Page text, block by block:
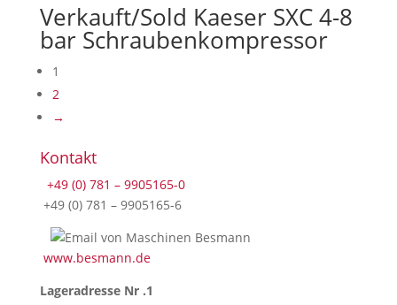
Verkauft/Sold Kaeser SXC 4-8
bar Schraubenkompressor
1
2
→
Kontakt
+49 (0) 781 – 9905165-0
+49 (0) 781 – 9905165-6
www.besmann.de
Lageradresse Nr .1